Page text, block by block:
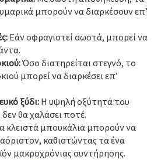
μπορούν να διαρκέσουν επ’
Εάν σφραγιστεί σωστά, μπορεί να
Όσο διατηρείται στεγνό, το
μπορεί να διαρκέσει επ’
ξύδι: Η υψηλή οξύτητά του
δεν θα χαλάσει ποτέ.
κλειστά μπουκάλια μπορούν να
καθιστώντας τα ένα
μακροχρόνιας συντήρησης.